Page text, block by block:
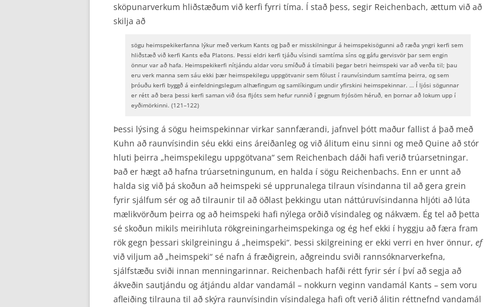
sköpunarverkum hliðstæðum við kerfi fyrri tíma. Í stað þess, segir Reichenbach, ættum við að
skilja að
sögu heimspekikerfanna lýkur með verkum Kants og það er misskilningur á heimspekisögunni að ræða yngri kerfi sem
hliðstæð við kerfi Kants eða Platons. Þessi eldri kerfi tjáðu vísindi samtíma síns og gáfu gervisvör þar sem engin
önnur var að hafa. Heimspekikerfi nítjándu aldar voru smíðuð á tímabili þegar betri heimspeki var að verða til; þau
eru verk manna sem sáu ekki þær heimspekilegu uppgötvanir sem fólust í raunvísindum samtíma þeirra, og sem
þróuðu kerfi byggð á einfeldningslegum alhæfingum og samlíkingum undir yfirskini heimspekinnar. … Í ljósi sögunnar
er rétt að bera þessi kerfi saman við ósa fljóts sem hefur runnið í gegnum frjósöm héruð, en þornar að lokum upp í
eyðimörkinni. (121–122)
Þessi lýsing á sögu heimspekinnar virkar sannfærandi, jafnvel þótt maður fallist á það með
Kuhn að raunvísindin séu ekki eins áreiðanleg og við álitum einu sinni og með Quine að stór
hluti þeirra „heimspekilegu uppgötvana“ sem Reichenbach dáði hafi verið trúarsetningar.
Það er hægt að hafna trúarsetningunum, en halda í sögu Reichenbachs. Enn er unnt að
halda sig við þá skoðun að heimspeki sé upprunalega tilraun vísindanna til að gera grein
fyrir sjálfum sér og að tilraunir til að öðlast þekkingu utan náttúruvísindanna hljóti að lúta
mælikvörðum þeirra og að heimspeki hafi nýlega orðið vísindaleg og nákvæm. Ég tel að þetta
sé skoðun mikils meirihluta rökgreiningarheimspekinga og ég hef ekki í hyggju að færa fram
rök gegn þessari skilgreiningu á „heimspeki“. Þessi skilgreining er ekki verri en hver önnur, ef
við viljum að „heimspeki“ sé nafn á fræðigrein, aðgreindu sviði rannsóknarverkefna,
sjálfstæðu sviði innan menningarinnar. Reichenbach hafði rétt fyrir sér í því að segja að
ákveðin sautjándu og átjándu aldar vandamál – nokkurn veginn vandamál Kants – sem voru
afleiðing tilrauna til að skýra raunvísindin vísindalega hafi oft verið álitin réttnefnd vandamál